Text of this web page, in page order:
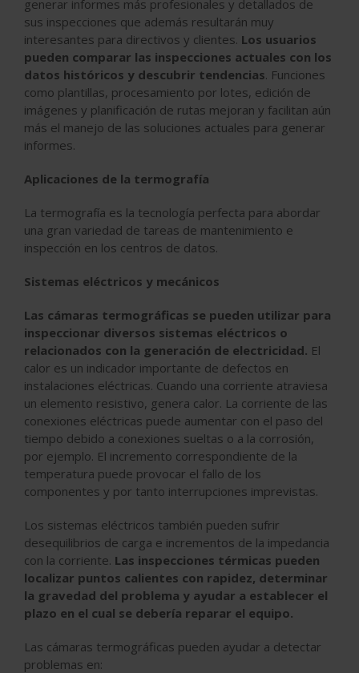
generar informes más profesionales y detallados de
sus inspecciones que además resultarán muy
interesantes para directivos y clientes. Los usuarios
pueden comparar las inspecciones actuales con los
datos históricos y descubrir tendencias. Funciones
como plantillas, procesamiento por lotes, edición de
imágenes y planificación de rutas mejoran y facilitan aún
más el manejo de las soluciones actuales para generar
informes.
Aplicaciones de la termografía
La termografía es la tecnología perfecta para abordar
una gran variedad de tareas de mantenimiento e
inspección en los centros de datos.
Sistemas eléctricos y mecánicos
Las cámaras termográficas se pueden utilizar para
inspeccionar diversos sistemas eléctricos o
relacionados con la generación de electricidad. El
calor es un indicador importante de defectos en
instalaciones eléctricas. Cuando una corriente atraviesa
un elemento resistivo, genera calor. La corriente de las
conexiones eléctricas puede aumentar con el paso del
tiempo debido a conexiones sueltas o a la corrosión,
por ejemplo. El incremento correspondiente de la
temperatura puede provocar el fallo de los
componentes y por tanto interrupciones imprevistas.
Los sistemas eléctricos también pueden sufrir
desequilibrios de carga e incrementos de la impedancia
con la corriente. Las inspecciones térmicas pueden
localizar puntos calientes con rapidez, determinar
la gravedad del problema y ayudar a establecer el
plazo en el cual se debería reparar el equipo.
Las cámaras termográficas pueden ayudar a detectar
problemas en: